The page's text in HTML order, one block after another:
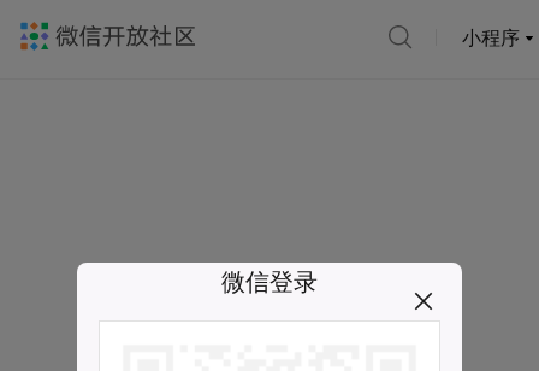
小程序
微信登录